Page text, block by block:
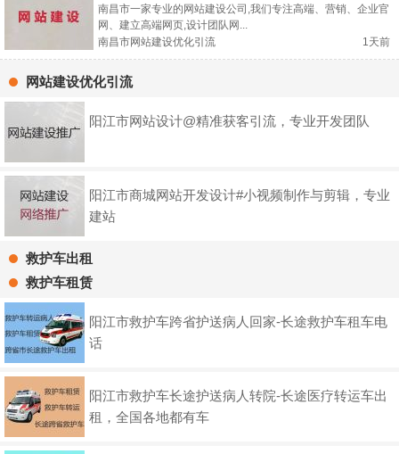
南昌市一家专业的网站建设公司,我们专注高端、营销、企业官
网、建立高端网页,设计团队网...
南昌市网站建设优化引流
1天前
网站建设优化引流
阳江市网站设计@精准获客引流，专业开发团队
阳江市商城网站开发设计#小视频制作与剪辑，专业
建站
救护车出租
救护车租赁
阳江市救护车跨省护送病人回家-长途救护车租车电
话
阳江市救护车长途护送病人转院-长途医疗转运车出
租，全国各地都有车